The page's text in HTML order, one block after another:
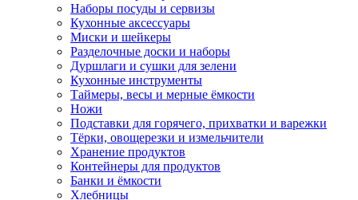
Наборы посуды и сервизы
Кухонные аксессуары
Миски и шейкеры
Разделочные доски и наборы
Дуршлаги и сушки для зелени
Кухонные инструменты
Таймеры, весы и мерные ёмкости
Ножи
Подставки для горячего, прихватки и варежки
Тёрки, овощерезки и измельчители
Хранение продуктов
Контейнеры для продуктов
Банки и ёмкости
Хлебницы